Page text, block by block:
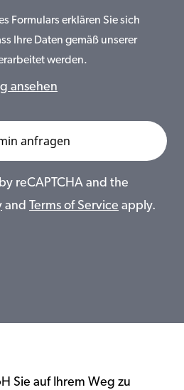
Formulars erklären Sie sich
Ihre Daten gemäß unserer
werden.
ansehen
reCAPTCHA and the
and Terms of Service apply.
Sie auf Ihrem Weg zu